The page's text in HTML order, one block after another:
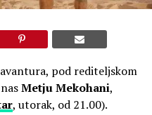
pod rediteljskom
Metju Mekohani,
, utorak, od 21.00).